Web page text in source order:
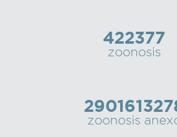
422377
zoonosis
zoonosis